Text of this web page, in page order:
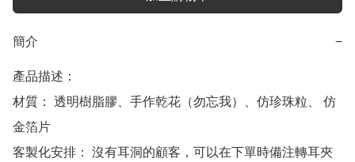
簡介 −
產品描述：
材質： 透明樹脂膠、手作乾花（勿忘我）、仿珍珠粒、 仿
金箔片
客製化安排： 沒有耳洞的顧客，可以在下單時備注轉耳夾